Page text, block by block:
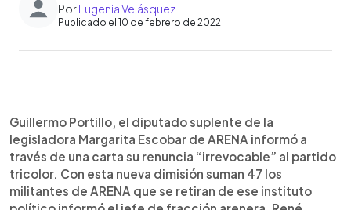
PorEugenia Velásquez
Publicado el 10 de febrero de 2022
Escuchar artículo
Guillermo Portillo, el diputado suplente de la
legisladora Margarita Escobar de ARENA informó a
través de una carta su renuncia “irrevocable” al partido
tricolor. Con esta nueva dimisión suman 47 los
militantes de ARENA que se retiran de ese instituto